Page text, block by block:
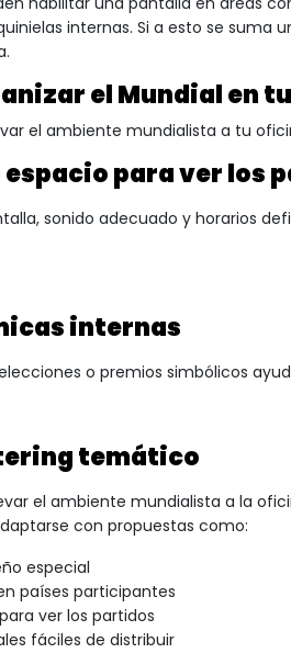
internas. Si a esto se suma
el Mundial en
el ambiente mundialista a tu
para ver los
sonido adecuado y horarios
internas
o premios simbólicos
temático
el ambiente mundialista a la
con propuestas como:
especial
países participantes
ver los partidos
fáciles de distribuir